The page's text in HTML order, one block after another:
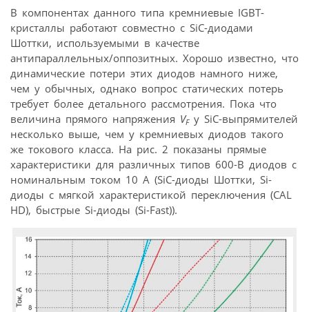
В компонентах данного типа кремниевые IGBT-
кристаллы работают совместно с SiC-диодами
Шоттки, используемыми в качестве
антипараллельных/оппозитных. Хорошо известно, что
динамические потери этих диодов намного ниже,
чем у обычных, однако вопрос статических потерь
требует более детального рассмотрения. Пока что
величина прямого напряжения VFу SiC-выпрямителей
несколько выше, чем у кремниевых диодов такого
же токового класса. На рис. 2 показаны прямые
характеристики для различных типов 600-В диодов с
номинальным током 10 А (SiC-диоды Шоттки, Si-
диоды с мягкой характеристикой переключения (CAL
HD), быстрые Si-диоды (Si-Fast)).